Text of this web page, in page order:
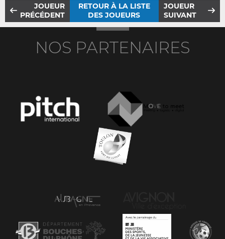
JOUEUR
PRÉCÉDENT
RETOUR À LA LISTE
DES JOUEURS
JOUEUR
SUIVANT
NOS PARTENAIRES